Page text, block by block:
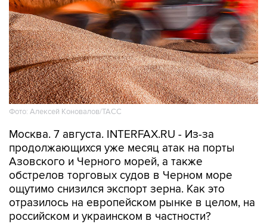
Фото: Алексей Коновалов/ТАСС
Москва. 7 августа. INTERFAX.RU - Из-за
продолжающихся уже месяц атак на порты
Азовского и Черного морей, а также
обстрелов торговых судов в Черном море
ощутимо снизился экспорт зерна. Как это
отразилось на европейском рынке в целом, на
российском и украинском в частности?